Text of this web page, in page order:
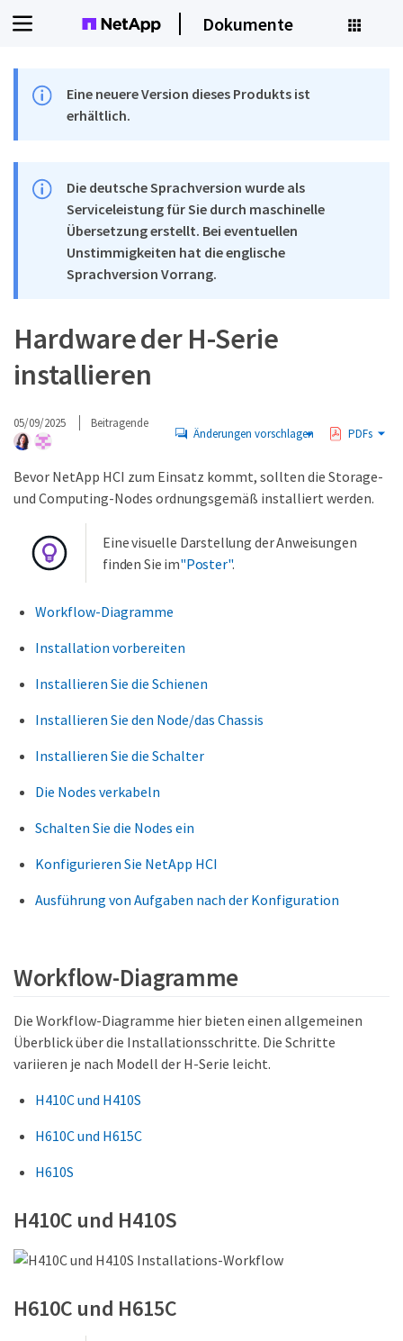
Dokumente
Eine neuere Version dieses Produkts ist
erhältlich.
Die deutsche Sprachversion wurde als
Serviceleistung für Sie durch maschinelle
Übersetzung erstellt. Bei eventuellen
Unstimmigkeiten hat die englische
Sprachversion Vorrang.
Hardware der H-Serie
installieren
05/09/2025 Beitragende
Änderungen vorschlagen PDFs
Bevor NetApp HCI zum Einsatz kommt, sollten die Storage-
und Computing-Nodes ordnungsgemäß installiert werden.
Eine visuelle Darstellung der Anweisungen
finden Sie im"Poster".
Workflow-Diagramme
Installation vorbereiten
Installieren Sie die Schienen
Installieren Sie den Node/das Chassis
Installieren Sie die Schalter
Die Nodes verkabeln
Schalten Sie die Nodes ein
Konfigurieren Sie NetApp HCI
Ausführung von Aufgaben nach der Konfiguration
Workflow-Diagramme
Die Workflow-Diagramme hier bieten einen allgemeinen
Überblick über die Installationsschritte. Die Schritte
variieren je nach Modell der H-Serie leicht.
H410C und H410S
H610C und H615C
H610S
H410C und H410S
H610C und H615C